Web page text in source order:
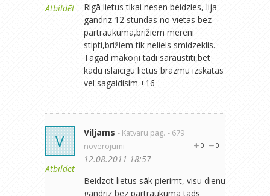
Atbildēt
Rigā lietus tikai nesen beidzies, lija
gandriz 12 stundas no vietas bez
partraukuma,brižiem mēreni
stipti,brižiem tik neliels smidzeklis.
Tagad mākoņi tadi saraustiti,bet
kadu islaicigu lietus brāzmu izskatas
vel sagaidisim.+16
V
Atbildēt
Viljams - Katvaru pag. - 679
novērojumi
0
0
12.08.2011 18:57
Beidzot lietus sāk pierimt, visu dienu
gandrīz bez pārtraukuma tāds